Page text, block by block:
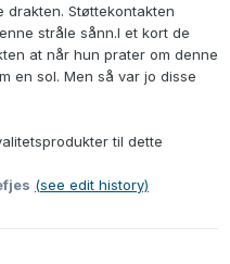
Støttekontakten
stråle sånn.I et kort de
at når hun prater om denne
en sol. Men så var jo disse
til dette
(see edit history)